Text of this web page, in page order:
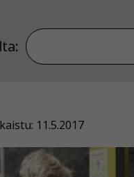
11.5.2017